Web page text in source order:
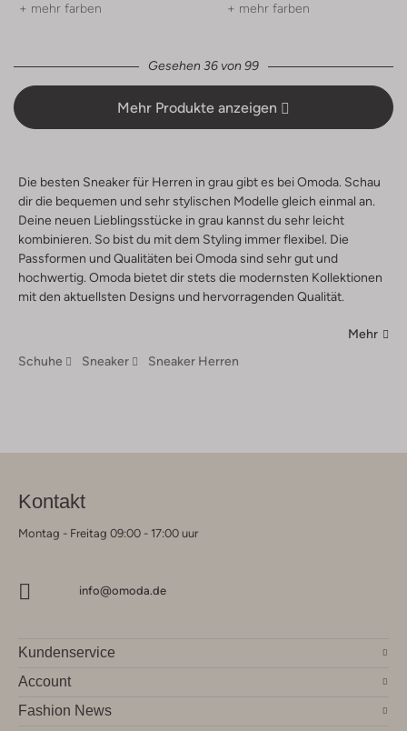
+ mehr farben + mehr farben
Gesehen 36 von 99
Mehr Produkte anzeigen
Die besten Sneaker für Herren in grau gibt es bei Omoda. Schau
dir die bequemen und sehr stylischen Modelle gleich einmal an.
Deine neuen Lieblingsstücke in grau kannst du sehr leicht
kombinieren. So bist du mit dem Styling immer flexibel. Die
Passformen und Qualitäten bei Omoda sind sehr gut und
hochwertig. Omoda bietet dir stets die modernsten Kollektionen
mit den aktuellsten Designs und hervorragenden Qualität.
Mehr
Schuhe
Sneaker Sneaker Herren
Kontakt
Montag - Freitag 09:00 - 17:00 uur
info@omoda.de
Kundenservice
Account
Fashion News